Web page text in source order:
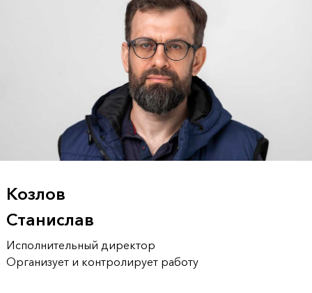
Козлов
Станислав
Исполнительный директор
Организует и контролирует работу